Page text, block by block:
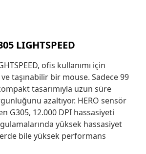
LIGHTSPEED
ofis kullanımı için
taşınabilir bir mouse. Sadece 99
tasarımıyla uzun süre
azaltıyor. HERO sensör
G305, 12.000 DPI hassasiyeti
yüksek hassasiyet
bile yüksek performans